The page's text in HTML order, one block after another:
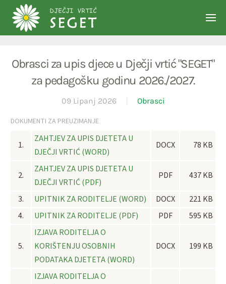
Skip to main content
Obrasci za upis djece u Dječji vrtić "SEGET"
za pedagošku godinu 2026./2027.
09 Lipanj 2026 Obrasci
DOKUMENTI ZA PREUZIMANJE
1.
ZAHTJEV ZA UPIS DJETETA U
DJEČJI VRTIĆ (WORD)
DOCX 78 KB
2.
ZAHTJEV ZA UPIS DJETETA U
DJEČJI VRTIĆ (PDF)
PDF 437 KB
3. UPITNIK ZA RODITELJE (WORD) DOCX
221 KB
4.
UPITNIK ZA RODITELJE (PDF) PDF 595 KB
5.
IZJAVA RODITELJA O
KORIŠTENJU OSOBNIH
PODATAKA DJETETA (WORD)
DOCX 199 KB
IZJAVA RODITELJA O